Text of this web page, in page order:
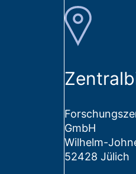
GmbH
Wilhelm-
52428 Jülich